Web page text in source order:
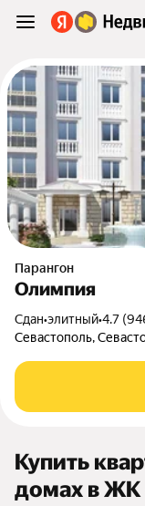
Парангон
Олимпия
Сдан•элитный•4.7
Севастополь,
Купить
домах в ЖК